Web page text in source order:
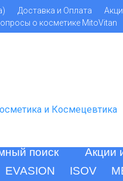
Доставка и Оплата
о косметике MitoVitan
и Космецевтика
поиск Акции
EVASION ISOV